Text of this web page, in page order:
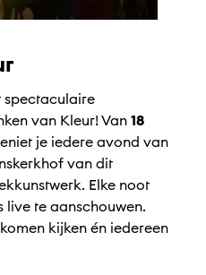
spectaculaire
van Kleur! Van 18
je iedere avond van
van dit
Elke noot
live te aanschouwen.
kijken én iedereen